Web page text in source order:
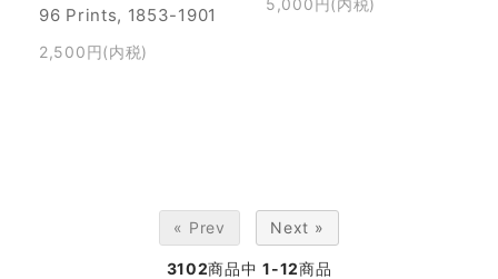
96 Prints, 1853-1901
2,500円(内税)
« Prev Next »
3102商品中 1-12商品